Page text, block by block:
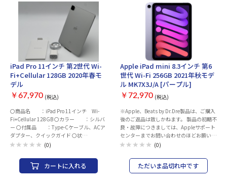
うかの確認をお願い致します。 ・併売品に
つき、売り切れの際はご容赦ください。 ・
３０日間初期不具合保証、赤ロム保証を使
用する際は 納品書が必要となりますの
で大切に保管をお願い致します。
お取消しは承っておりません。予めご了承
ください。 ※代金引換払いでのご注文は
承っておりません。クレジットカード決
済、銀行振込にてご注文ください。 ※タ
ッチペンにつきましては、保証対象外とな
ります。予めご了承ください。 CPU：
Core i5 1130G7 1.8GHz（4コア） 画面サ
イズ：12.6 インチ 解像度：2560x1600 パ
ネル種類：OLED タッチパネル：○ メモリ
容量：8GB ストレージ容量：SSD：
256GB ビデオチップ：INTEL IRIS XE OS：
Windows 11 Home Office詳細：なし 駆動
時間：15時間 インターフェース：
Thunderbolt4 Type-C、 その他：Webカメ
ラ Bluetooth5.1 生体認証：指紋認証 無線
LAN：Wi-Fi 6 (11ax) 重量：約709g 幅x高
さx奥行：286.5x7.99x184.7 mm カラ
ー：ネビュラグレー
ー デジタルコンパス 気圧計 画面サイズ：
10.9 インチ 画面種類：Liquid Retinaディ
スプレイ パネル種類：IPS 画面解像度：
2360x1640 Wi-Fi(無線LAN)：Wi-Fi 6
(11ax) Bluetooth：Bluetooth5.0 AirPlay対
応：○ 背面カメラ：○ 背面カメラ画素
数：1200 万画素 前面カメラ：FaceTime
HDカメラ 前面カメラ画像数：1200 万画
素 フルHD動画撮影：○ マイク：○ Dolby
Atmos：○ 重量：461g 幅x高さx奥行：
178.5x6.1x247.6 mm カラー：ブルー
iPad Pro 11インチ 第2世代 Wi-
Fi+Cellular 128GB 2020年春モ
デル
￥67,970 (税込)
〇商品名 ：iPad Pro 11インチ Wi-
Fi+Cellular 128GB 〇カラー ：シルバ
ー 〇付属品 ：Type-Cケーブル、ACア
ダプター、クイックガイド 〇状
態 ：目立つキズ汚れ無し 〇発
に発送 〇その他 ：バッテリー最大容
量100％（2026年07月30日時点） 〇保
証 ：1_ご注文と異なる商品が届い
(0)
カートに入れる
Apple iPad mini 8.3インチ 第6
世代 Wi-Fi 256GB 2021年秋モデ
ル MK7X3J/A [パープル]
￥72,970 (税込)
※Apple、Beats by Dr.Dre製品は、ご購入
後のご返品は致しかねます。 製品の初期不
良・故障につきましては、Appleサポート
センターまでお問い合わせのほどお願いい
たします。 製品には保証書が付属致しませ
が必要となりますので、大切に保管くださ
い。 AppleCareサービス＆サポートライ
ン 電話番号：0120-27753-5 OS種類：
(0)
ただいま品切れ中です